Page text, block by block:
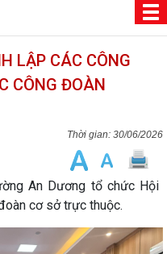
LẬP CÁC CÔNG
CÔNG ĐOÀN
30/06/2026
An Dương tổ chức Hội
cơ sở trực thuộc.